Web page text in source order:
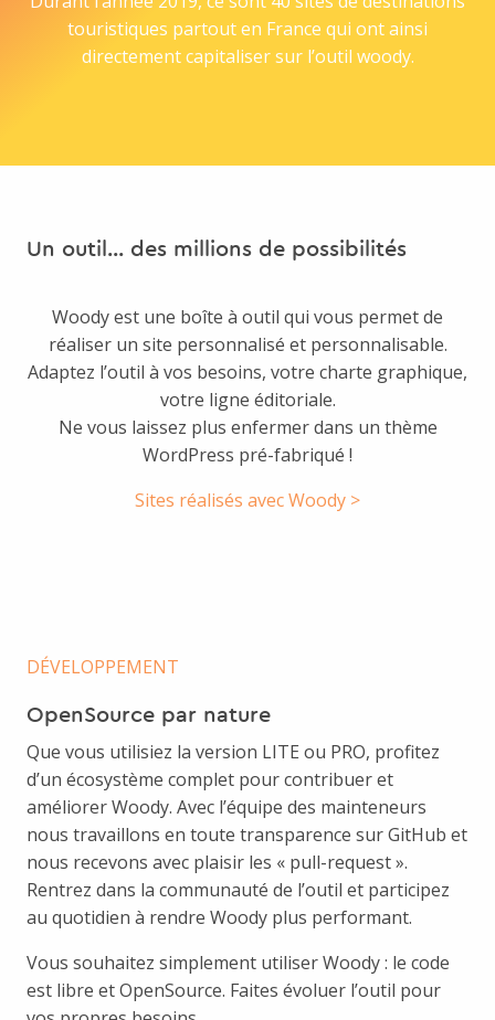
touristiques partout en France qui ont ainsi
directement capitaliser sur l’outil woody.
Un outil... des millions de possibilités
Woody est une boîte à outil qui vous permet de
réaliser un site personnalisé et personnalisable.
Adaptez l’outil à vos besoins, votre charte graphique,
votre ligne éditoriale.
Ne vous laissez plus enfermer dans un thème
WordPress pré-fabriqué !
Sites réalisés avec Woody >
DÉVELOPPEMENT
OpenSource par nature
Que vous utilisiez la version LITE ou PRO, profitez
d’un écosystème complet pour contribuer et
améliorer Woody. Avec l’équipe des mainteneurs
nous travaillons en toute transparence sur GitHub et
nous recevons avec plaisir les « pull-request ».
Rentrez dans la communauté de l’outil et participez
au quotidien à rendre Woody plus performant.
Vous souhaitez simplement utiliser Woody : le code
est libre et OpenSource. Faites évoluer l’outil pour